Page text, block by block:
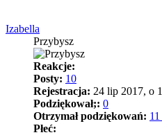
Izabella
Przybysz
Reakcje:
Posty: 10
Rejestracja: 24 lip 2017, o
Podziękował;: 0
Otrzymał podziękowań:
Płeć: